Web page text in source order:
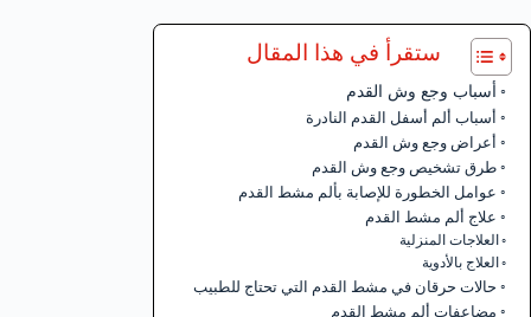
ستقرأ في هذا المقال
أسباب وجع وش القدم
أسباب ألم أسفل القدم النادرة
أعراض وجع وش القدم
طرق تشخيص وجع وش القدم
عوامل الخطورة للإصابة بألم مشط القدم
علاج ألم مشط القدم
العلاجات المنزلية
العلاج بالأدوية
حالات حرقان في مشط القدم التي تحتاج للطبيب
مضاعفات ألم مشط القدم